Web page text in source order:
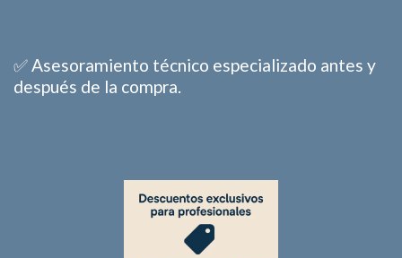
✅ Asesoramiento técnico especializado antes y
después de la compra.